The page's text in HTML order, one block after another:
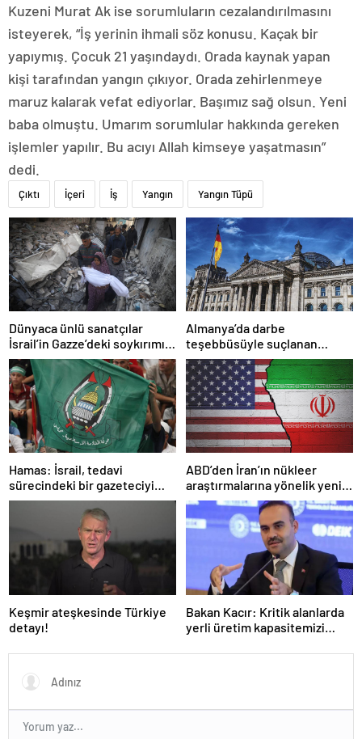
Kuzeni Murat Ak ise sorumluların cezalandırılmasını
isteyerek, “İş yerinin ihmali söz konusu. Kaçak bir
yapıymış. Çocuk 21 yaşındaydı. Orada kaynak yapan
kişi tarafından yangın çıkıyor. Orada zehirlenmeye
maruz kalarak vefat ediyorlar. Başımız sağ olsun. Yeni
baba olmuştu. Umarım sorumlular hakkında gereken
işlemler yapılır. Bu acıyı Allah kimseye yaşatmasın”
dedi.
Çıktı İçeri İş Yangın Yangın Tüpü
Dünyaca ünlü sanatçılar
İsrail’in Gazze’deki soykırımını
kınadı
Almanya’da darbe
teşebbüsüyle suçlanan
örgüte ait dernek yasaklandı
Hamas: İsrail, tedavi
sürecindeki bir gazeteciyi
öldürerek savaş suçu
ABD’den İran’ın nükleer
araştırmalarına yönelik yeni
yaptırımlar
Keşmir ateşkesinde Türkiye
detayı!
Bakan Kacır: Kritik alanlarda
yerli üretim kapasitemizi